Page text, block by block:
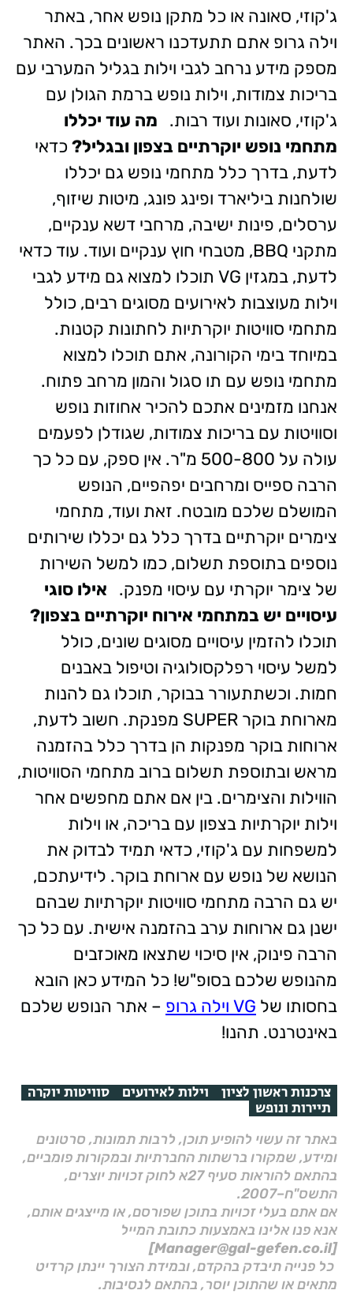
ג'קוזי, סאונה או כל מתקן נופש אחר, באתר
וילה גרופ אתם תתעדכנו ראשונים בכך. האתר
מספק מידע נרחב לגבי וילות בגליל המערבי עם
בריכות צמודות, וילות נופש ברמת הגולן עם
ג'קוזי, סאונות ועוד רבות. מה עוד יכללו
מתחמי נופש יוקרתיים בצפון ובגליל? כדאי
לדעת, בדרך כלל מתחמי נופש גם יכללו
שולחנות ביליארד ופינג פונג, מיטות שיזוף,
ערסלים, פינות ישיבה, מרחבי דשא ענקיים,
מתקני BBQ, מטבחי חוץ ענקיים ועוד. עוד כדאי
לדעת, במגזין VG תוכלו למצוא גם מידע לגבי
וילות מעוצבות לאירועים מסוגים רבים, כולל
מתחמי סוויטות יוקרתיות לחתונות קטנות.
במיוחד בימי הקורונה, אתם תוכלו למצוא
מתחמי נופש עם תו סגול והמון מרחב פתוח.
אנחנו מזמינים אתכם להכיר אחוזות נופש
וסוויטות עם בריכות צמודות, שגודלן לפעמים
עולה על 500-800 מ"ר. אין ספק, עם כל כך
הרבה ספייס ומרחבים יפהפיים, הנופש
המושלם שלכם מובטח. זאת ועוד, מתחמי
צימרים יוקרתיים בדרך כלל גם יכללו שירותים
נוספים בתוספת תשלום, כמו למשל השירות
של צימר יוקרתי עם עיסוי מפנק. אילו סוגי
עיסויים יש במתחמי אירוח יוקרתיים בצפון?
תוכלו להזמין עיסויים מסוגים שונים, כולל
למשל עיסוי רפלקסולוגיה וטיפול באבנים
חמות. וכשתתעורר בבוקר, תוכלו גם להנות
מארוחת בוקר SUPER מפנקת. חשוב לדעת,
ארוחות בוקר מפנקות הן בדרך כלל בהזמנה
מראש ובתוספת תשלום ברוב מתחמי הסוויטות,
הווילות והצימרים. בין אם אתם מחפשים אחר
וילות יוקרתיות בצפון עם בריכה, או וילות
למשפחות עם ג'קוזי, כדאי תמיד לבדוק את
הנושא של נופש עם ארוחת בוקר. לידיעתכם,
יש גם הרבה מתחמי סוויטות יוקרתיות שבהם
ישנן גם ארוחות ערב בהזמנה אישית. עם כל כך
הרבה פינוק, אין סיכוי שתצאו מאוכזבים
מהנופש שלכם בסופ"ש! כל המידע כאן הובא
בחסותו של VG וילה גרופ
– אתר הנופש שלכם
באינטרנט. תהנו!
צרכנות ראשון לציון וילות לאירועים סוויטות יוקרה
תיירות ונופש
באתר זה עשוי להופיע תוכן, לרבות תמונות, סרטונים
ומידע, שמקורו ברשתות החברתיות ובמקורות פומביים,
בהתאם להוראות סעיף 27א לחוק זכויות יוצרים,
התשס"ח–2007.
אם אתם בעלי זכויות בתוכן שפורסם, או מייצגים אותם,
אנא פנו אלינו באמצעות כתובת המייל
[Manager@gal-gefen.co.il]
כל פנייה תיבדק בהקדם, ובמידת הצורך יינתן קרדיט
מתאים או שהתוכן יוסר, בהתאם לנסיבות.